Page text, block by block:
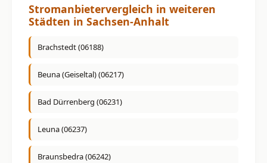
Stromanbietervergleich in weiteren
Städten in Sachsen-Anhalt
Brachstedt (06188)
Beuna (Geiseltal) (06217)
Bad Dürrenberg (06231)
Leuna (06237)
Braunsbedra (06242)